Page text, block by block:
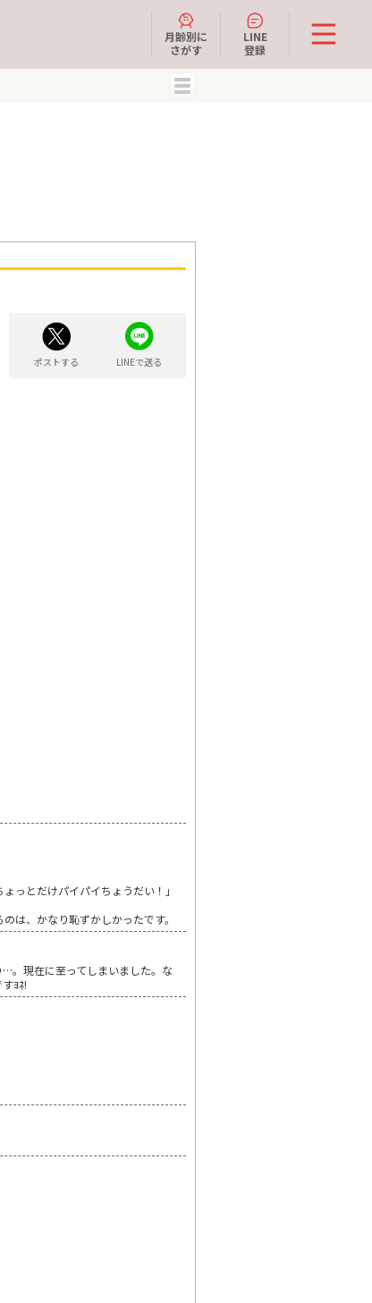
月齢別に
さがす
LINE
登録
ポストする LINEで送る
っとだけパイパイちょうだい！」
は、かなり恥ずかしかったです。
。現在に至ってしまいました。な
ﾖﾈ!